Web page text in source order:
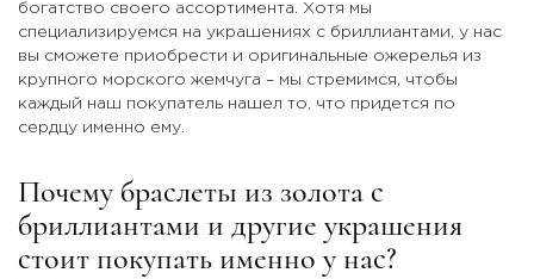
богатство своего ассортимента. Хотя мы
специализируемся на украшениях с бриллиантами, у нас
вы сможете приобрести и оригинальные ожерелья из
крупного морского жемчуга – мы стремимся, чтобы
каждый наш покупатель нашел то, что придется по
сердцу именно ему.
Почему браслеты из золота с
бриллиантами и другие украшения
стоит покупать именно у нас?